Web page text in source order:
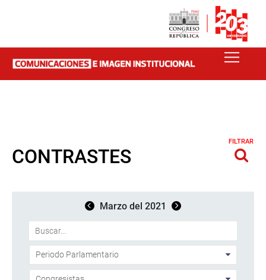
CONTRASTES
FILTRAR
Marzo del 2021